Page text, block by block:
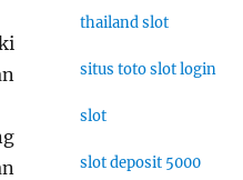
thailand slot
situs toto slot login
slot
slot deposit 5000